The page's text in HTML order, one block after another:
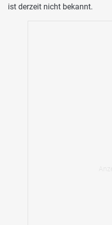
ist derzeit nicht bekannt.